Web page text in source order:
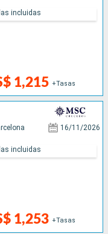
1,215 +Tasas
incluidas
16/11/2026
1,253 +Tasas
incluidas